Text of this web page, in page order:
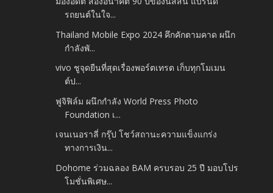
รถยนต์ในใจ...
Thailand Mobile Expo 2024 คึกคักตามคาด ผนึก
กำลังพั...
vivo ชูจุดยืนที่สุดเรื่องพอร์ตเทรต เก็บทุกโมเมน
ต์ป...
ฟูจิฟิล์ม ผนึกกำลัง World Press Photo
Foundation เ...
เจนเนอราลี่ กรุ๊ป โชว์สถานะความแข็งแกร่ง
ทางการเงิน...
Dohome ร่วมฉลอง BAM ครบรอบ 25 ปี มอบโปร
โมชั่นพิเศษ...